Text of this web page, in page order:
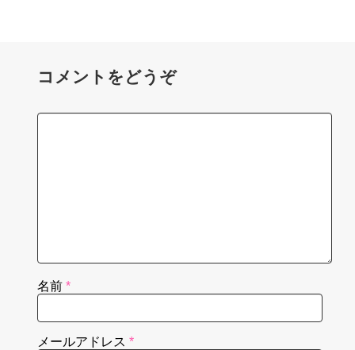
コメントをどうぞ
名前 *
メールアドレス *